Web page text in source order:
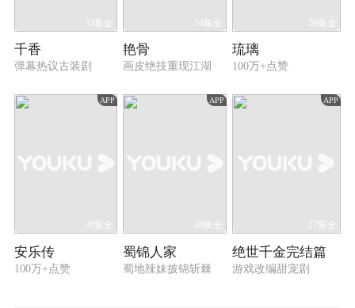
33集全
千香
弹幕热议古装剧
54集全
艳骨
画皮绝技重现江湖
59集全
琉璃
100万+点赞
APP
39集全
安乐传
100万+点赞
APP
40集全
蜀锦人家
蜀地辣妹披锦斩棘
APP
27集全
绝世千金完结篇
游戏改编甜宠剧